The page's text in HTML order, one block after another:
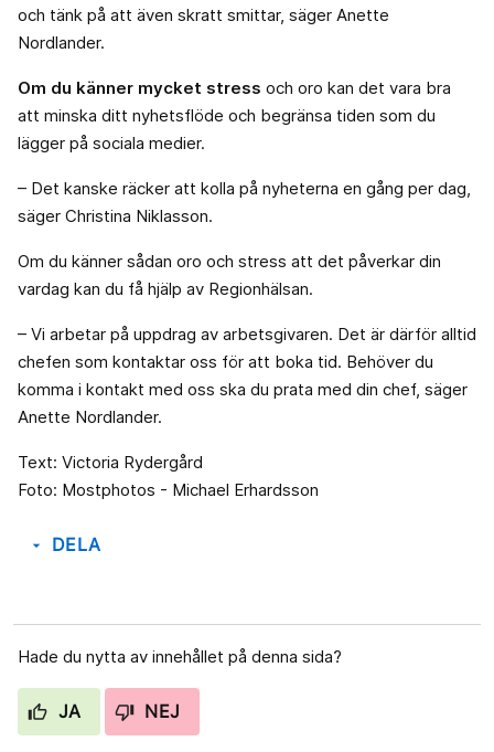
och tänk på att även skratt smittar, säger Anette
Nordlander.
Om du känner mycket stress och oro kan det vara bra
att minska ditt nyhetsflöde och begränsa tiden som du
lägger på sociala medier.
– Det kanske räcker att kolla på nyheterna en gång per dag,
säger Christina Niklasson.
Om du känner sådan oro och stress att det påverkar din
vardag kan du få hjälp av Regionhälsan.
– Vi arbetar på uppdrag av arbetsgivaren. Det är därför alltid
chefen som kontaktar oss för att boka tid. Behöver du
komma i kontakt med oss ska du prata med din chef, säger
Anette Nordlander.
Text: Victoria Rydergård
Foto: Mostphotos - Michael Erhardsson
arrow_drop_down DELA
Hade du nytta av innehållet på denna sida?
JA NEJ